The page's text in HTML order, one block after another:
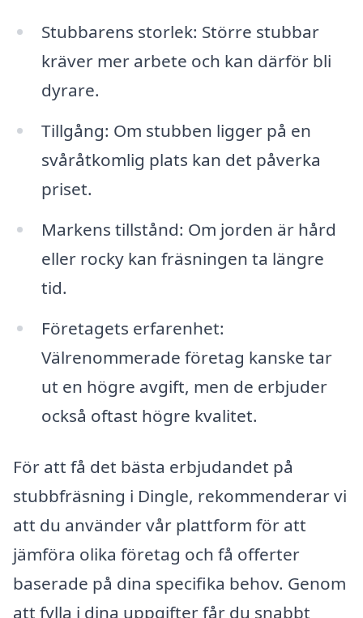
Stubbarens storlek: Större stubbar
kräver mer arbete och kan därför bli
dyrare.
Tillgång: Om stubben ligger på en
svåråtkomlig plats kan det påverka
priset.
Markens tillstånd: Om jorden är hård
eller rocky kan fräsningen ta längre
tid.
Företagets erfarenhet:
Välrenommerade företag kanske tar
ut en högre avgift, men de erbjuder
också oftast högre kvalitet.
För att få det bästa erbjudandet på
stubbfräsning i Dingle, rekommenderar vi
att du använder vår plattform för att
jämföra olika företag och få offerter
baserade på dina specifika behov. Genom
att fylla i dina uppgifter får du snabbt